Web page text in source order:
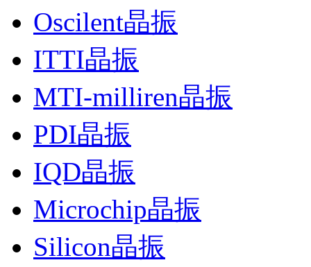
Oscilent晶振
ITTI晶振
MTI-milliren晶振
PDI晶振
IQD晶振
Microchip晶振
Silicon晶振